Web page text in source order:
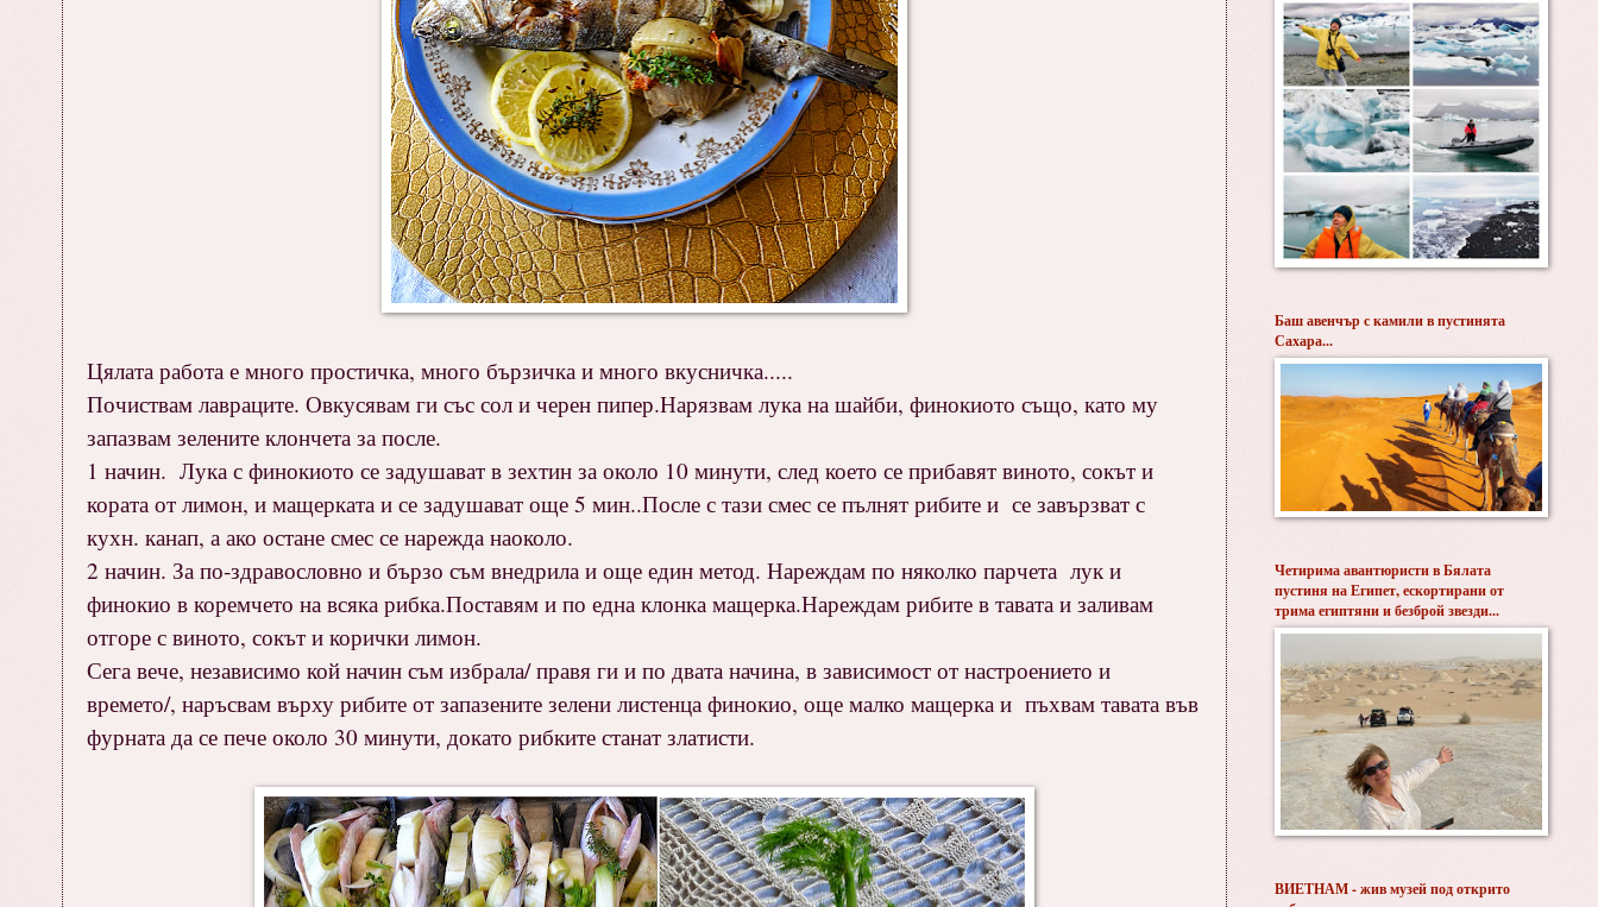
Цялата работа е много простичка, много бързичка и много вкусничка.....
Почиствам лавраците. Овкусявам ги със сол и черен пипер.Нарязвам лука на шайби, финокиото също, като му
запазвам зелените клончета за после.
1 начин. Лука с финокиото се задушават в зехтин за около 10 минути, след което се прибавят виното, сокът и
кората от лимон, и мащерката и се задушават още 5 мин..После с тази смес се пълнят рибите и се завързват с
кухн. канап, а ако остане смес се нарежда наоколо.
2 начин. За по-здравословно и бързо съм внедрила и още един метод. Нареждам по няколко парчета лук и
финокио в коремчето на всяка рибка.Поставям и по една клонка мащерка.Нареждам рибите в тавата и заливам
отгоре с виното, сокът и корички лимон.
Сега вече, независимо кой начин съм избрала/ правя ги и по двата начина, в зависимост от настроението и
времето/, наръсвам върху рибите от запазените зелени листенца финокио, още малко мащерка и пъхвам тавата във
фурната да се пече около 30 минути, докато рибките станат златисти.
Баш авенчър с камили в пустинята
Сахара...
Четирима авантюристи в Бялата
пустиня на Египет, ескортирани от
трима египтяни и безброй звезди...
ВИЕТНАМ - жив музей под открито